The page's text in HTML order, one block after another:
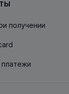
получении